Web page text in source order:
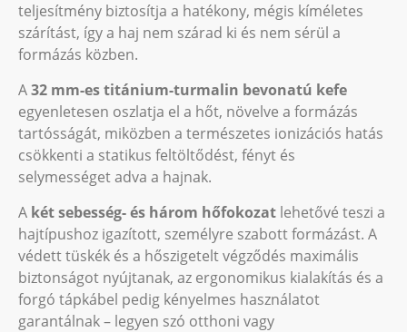
teljesítmény biztosítja a hatékony, mégis kíméletes
szárítást, így a haj nem szárad ki és nem sérül a
formázás közben.
A32 mm-es titánium-turmalin bevonatú kefe
egyenletesen oszlatja el a hőt, növelve a formázás
tartósságát, miközben a természetes ionizációs hatás
csökkenti a statikus feltöltődést, fényt és
selymességet adva a hajnak.
A két sebesség- és három hőfokozat lehetővé teszi a
hajtípushoz igazított, személyre szabott formázást. A
védett tüskék és a hőszigetelt végződés maximális
biztonságot nyújtanak, az ergonomikus kialakítás és a
forgó tápkábel pedig kényelmes használatot
garantálnak – legyen szó otthoni vagy